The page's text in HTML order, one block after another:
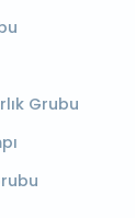
Grubu